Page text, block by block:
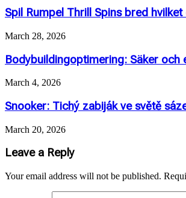
Spil Rumpel Thrill Spins bred
March 28, 2026
Bodybuildingoptimering: Säker och
March 4, 2026
Snooker: Tichý zabiják ve světě
March 20, 2026
Leave a Reply
Your email address will not be published.